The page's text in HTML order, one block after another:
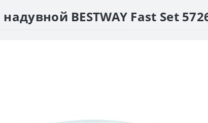
BESTWAY Fast Set